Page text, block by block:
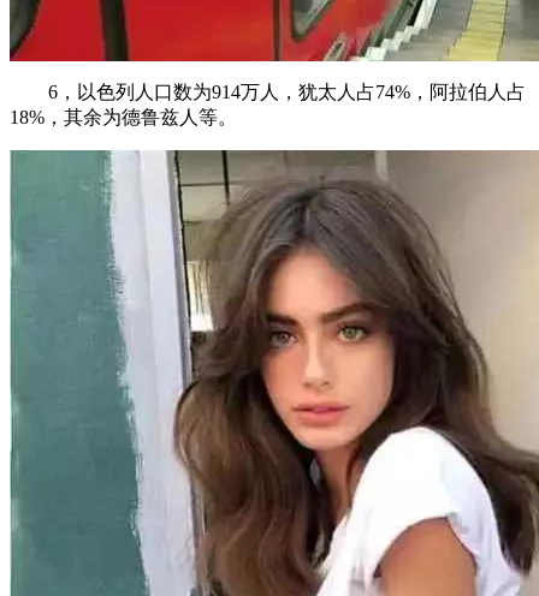
6，以色列人口数为914万人，犹太人占74%，阿拉伯人占
18%，其余为德鲁兹人等。